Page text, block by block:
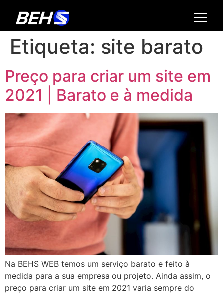
Etiqueta: site barato
Preço para criar um site em
2021 | Barato e à medida
Na BEHS WEB temos um serviço barato e feito à
medida para a sua empresa ou projeto. Ainda assim, o
preço para criar um site em 2021 varia sempre do